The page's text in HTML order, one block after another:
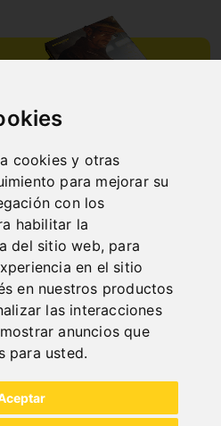
cookies y otras
para mejorar su
con los
habilitar la
del sitio web, para
en el sitio
en nuestros productos
las interacciones
anuncios que
para usted.